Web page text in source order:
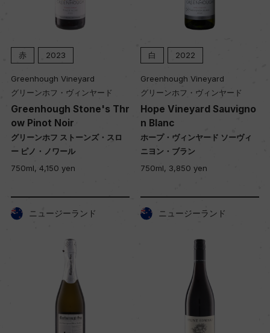
赤 2023
Greenhough Vineyard
グリーンホフ・ヴィンヤード
Greenhough Stone's Thr
ow Pinot Noir
グリーンホフ ストーンズ・スロ
ー ピノ・ノワール
750ml, 4,150 yen
白 2022
Greenhough Vineyard
グリーンホフ・ヴィンヤード
Hope Vineyard Sauvigno
n Blanc
ホープ・ヴィンヤード ソーヴィ
ニヨン・ブラン
750ml, 3,850 yen
ニュージーランド ニュージーランド